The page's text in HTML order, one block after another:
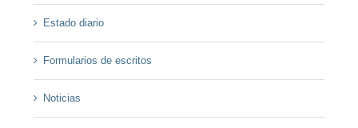
Estado diario
Formularios de escritos
Noticias